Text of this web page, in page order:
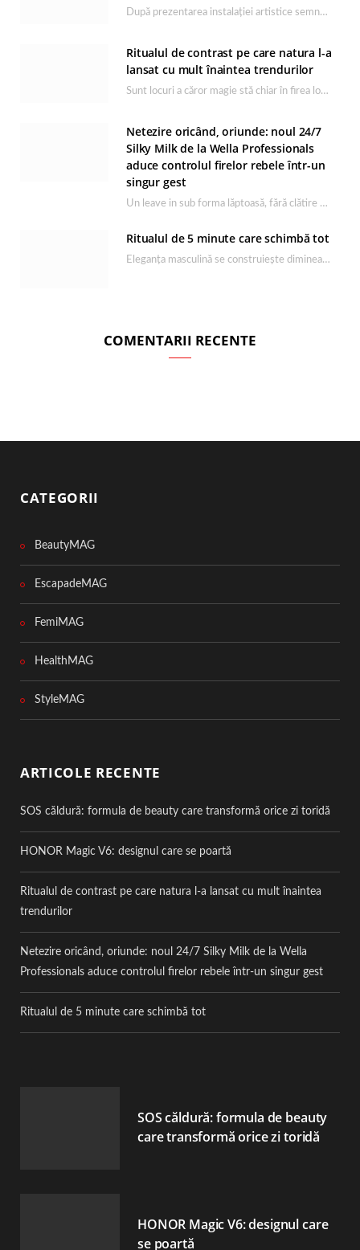
După prezentarea instalației artistice semnată de Catrinel Săbăciag în cadrul evenimentului de lansare HONOR Magic…
Ritualul de contrast pe care natura l-a
lansat cu mult înaintea trendurilor
Sunt locuri a căror magie stă chiar în firea lor naturală, iar Lacul Ursu din…
Netezire oricând, oriunde: noul 24/7
Silky Milk de la Wella Professionals
aduce controlul firelor rebele într-un
singur gest
Un leave in sub forma lăptoasă, fără clătire care completează rutina Ultimate Smooth și transformă…
Ritualul de 5 minute care schimbă tot
Eleganța masculină se construiește dimineața, în câteva minute și cu produsele potrivite. O rutină de…
COMENTARII RECENTE
CATEGORII
BeautyMAG
EscapadeMAG
FemiMAG
HealthMAG
StyleMAG
ARTICOLE RECENTE
SOS căldură: formula de beauty care transformă orice zi toridă
HONOR Magic V6: designul care se poartă
Ritualul de contrast pe care natura l-a lansat cu mult înaintea
trendurilor
Netezire oricând, oriunde: noul 24/7 Silky Milk de la Wella
Professionals aduce controlul firelor rebele într-un singur gest
Ritualul de 5 minute care schimbă tot
SOS căldură: formula de beauty
care transformă orice zi toridă
HONOR Magic V6: designul care
se poartă